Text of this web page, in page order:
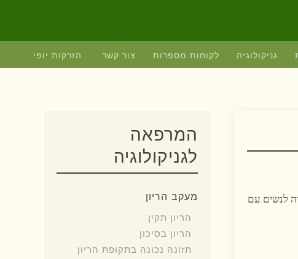
גניקולוגיה לקוחות מספרות צור קשר הזרקות יופי
לתקופה עד 5 שנים. שיטה זו אסורה לנשים עם
המרפאה
לגניקולוגיה
מעקב הריון
הריון תקין
הריון בסיכון
תזונה נכונה בתקופת הריון